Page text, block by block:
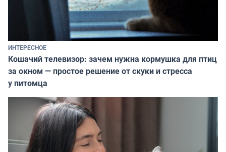
ИНТЕРЕСНОЕ
Кошачий телевизор: зачем нужна кормушка для птиц
за окном — простое решение от скуки и стресса
у питомца